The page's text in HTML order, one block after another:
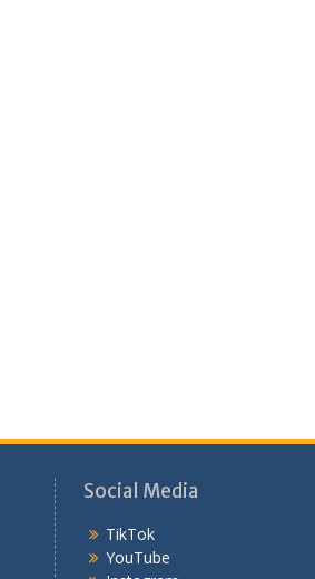
Social Media
TikTok
YouTube